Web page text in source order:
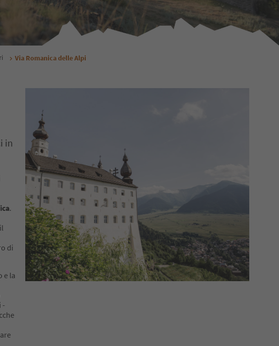
Via Romanica delle Alpi
in
.
di
e la
-